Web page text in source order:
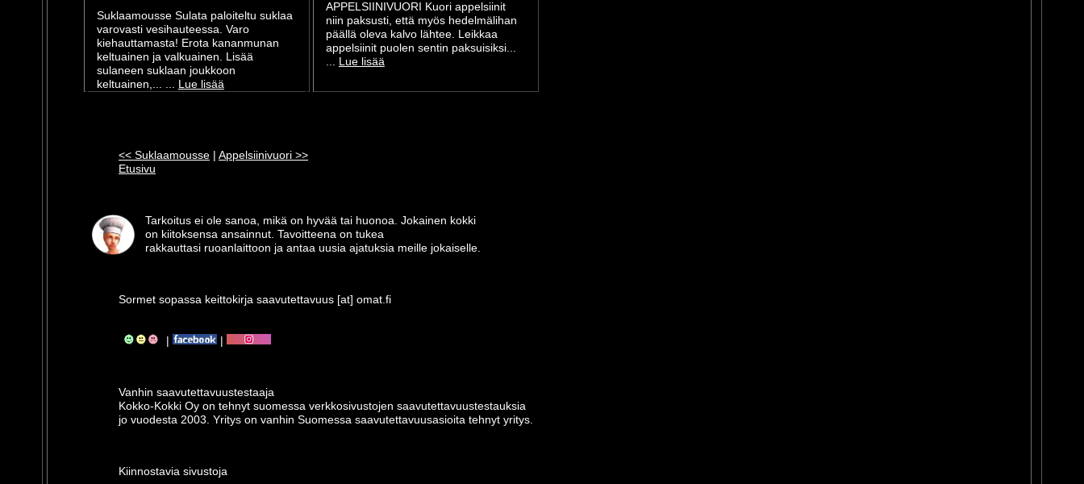
Suklaamousse Sulata paloiteltu suklaa
varovasti vesihauteessa. Varo
kiehauttamasta! Erota kananmunan
keltuainen ja valkuainen. Lisää
sulaneen suklaan joukkoon
keltuainen,... ... Lue lisää
APPELSIINIVUORI Kuori appelsiinit
niin paksusti, että myös hedelmälihan
päällä oleva kalvo lähtee. Leikkaa
appelsiinit puolen sentin paksuisiksi...
... Lue lisää
<< Suklaamousse |Appelsiinivuori >>
Etusivu
Tarkoitus ei ole sanoa, mikä on hyvää tai huonoa. Jokainen kokki
on kiitoksensa ansainnut. Tavoitteena on tukea
rakkauttasi ruoanlaittoon ja antaa uusia ajatuksia meille jokaiselle.
Sormet sopassa keittokirja saavutettavuus [at] omat.fi
|
Vanhin saavutettavuus­testaaja
Kokko-Kokki Oy on tehnyt suomessa verkkosivustojen saavutettavuus­testauksia
jo vuodesta 2003. Yritys on vanhin Suomessa saavutettavuusasioita tehnyt yritys.
Kiinnostavia sivustoja